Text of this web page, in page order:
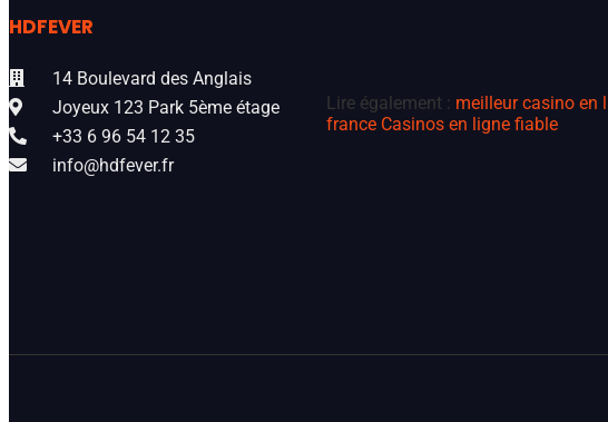
HDFEVER
14 Boulevard des Anglais
Joyeux 123 Park 5ème étage
+33 6 96 54 12 35
info@hdfever.fr
Lire également : meilleur casino en
france Casinos en ligne fiable